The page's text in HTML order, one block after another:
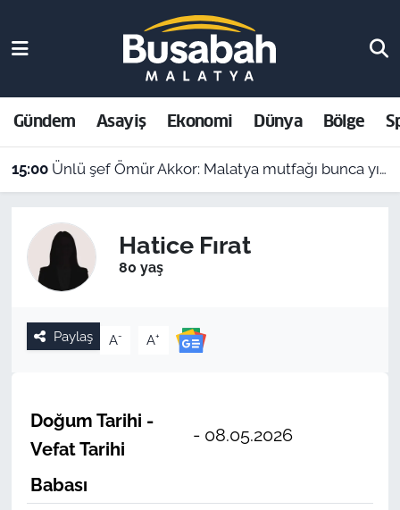
Gündem Asayiş Ekonomi Dünya Bölge
15:00 Ünlü şef Ömür Akkor: Malatya mutfağı bunca yıldır kendini gizlemiş
Hatice Fırat
80 yaş
Paylaş A- A+
Doğum Tarihi -
Vefat Tarihi
- 08.05.2026
Babası
Asayiş
Ekonomi
Bölge
Spor
Resmi İlanlar
Malatya Nöbetçi Eczaneler
Malatya Hava Durumu
Malatya Namaz Vakitleri
Süper Lig Puan Durumu ve Fikstür
Tüm Manşetler
Son Dakika Haberleri